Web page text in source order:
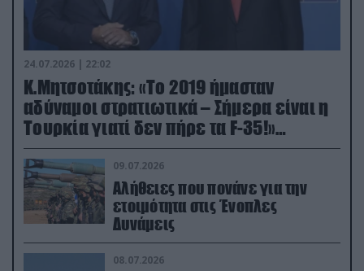
24.07.2026 | 22:02
Κ.Μητσοτάκης: «Το 2019 ήμασταν
αδύναμοι στρατιωτικά – Σήμερα είναι η
Τουρκία γιατί δεν πήρε τα F-35!»
(βίντεο)
09.07.2026
Αλήθειες που πονάνε για την
ετοιμότητα στις Ένοπλες
Δυνάμεις
08.07.2026